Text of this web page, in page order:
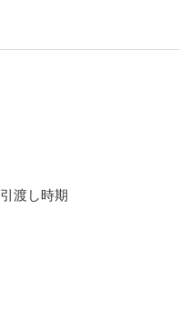
引渡し時期